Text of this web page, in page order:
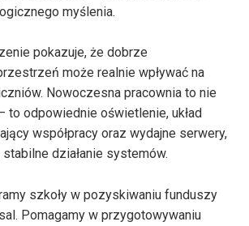
myślenia.
pokazuje, że dobrze
może realnie wpływać na
Nowoczesna pracownia to nie
to odpowiednie oświetlenie, układ
współpracy oraz wydajne serwery,
działanie systemów.
szkoły w pozyskiwaniu funduszy
Pomagamy w przygotowywaniu